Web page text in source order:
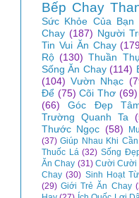
Bếp Chay
Sức Khỏe Của Bạn
Chay (187) Người
Tin Vui Ăn Chay
Rộ (130) Thuần
Sống Ăn Chay (114)
(104) Vườn Nhạc
Để (75) Cõi Thơ (69)
(66)
Góc Đẹp
Trường Quanh Ta
Thước Ngọc (58)
(37) Giúp Nhau Khi Cần
Thuốc Lá (32) Sống
Ăn Chay (31) Cười Cười
Chay (30) Sinh Hoạt
(29) Giới Trẻ Ăn Chay